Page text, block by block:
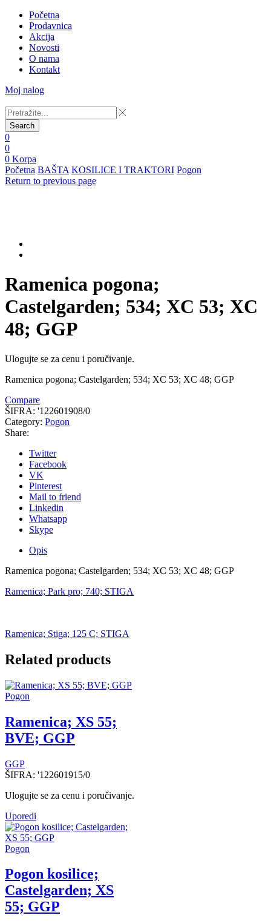
Početna
Prodavnica
Akcija
Novosti
O nama
Kontakt
Moj nalog
Search
0
0
0 Korpa
Početna BAŠTA KOSILICE I TRAKTORI Pogon
Return to previous page
Ramenica pogona;
Castelgarden; 534; XC 53; XC
48; GGP
Ulogujte se za cenu i poručivanje.
Ramenica pogona; Castelgarden; 534; XC 53; XC 48; GGP
Compare
ŠIFRA: '122601908/0
Category: Pogon
Share:
Twitter
Facebook
VK
Pinterest
Mail to friend
Linkedin
Whatsapp
Skype
Opis
Ramenica pogona; Castelgarden; 534; XC 53; XC 48; GGP
Ramenica; Park pro; 740; STIGA
Ramenica; Stiga; 125 C; STIGA
Related products
Pogon
Ramenica; XS 55;
BVE; GGP
GGP
ŠIFRA: '122601915/0
Ulogujte se za cenu i poručivanje.
Uporedi
Pogon
Pogon kosilice;
Castelgarden; XS
55; GGP